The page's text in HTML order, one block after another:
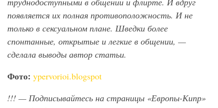
появляется их полная противоположность. И не
только в сексуальном плане. Шведки более
спонтанные, открытые и легкие в общении, —
сделала выводы автор статьи.
Фото: ypervorioi.blogspot
!!! — Подписывайтесь на страницы «Европы-Кипр»